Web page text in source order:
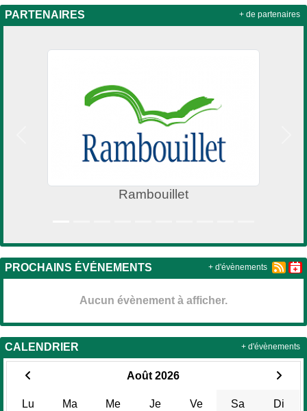
PARTENAIRES
Rambouillet
+ de partenaires
PROCHAINS ÉVÉNEMENTS
Aucun évènement à afficher.
+ d'évènements
CALENDRIER
Août 2026
Lu Ma Me Je Ve Sa Di
+ d'évènements